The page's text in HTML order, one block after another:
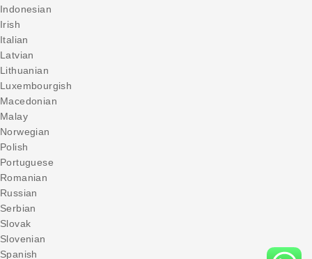
Indonesian
Irish
Italian
Latvian
Lithuanian
Luxembourgish
Macedonian
Malay
Norwegian
Polish
Portuguese
Romanian
Russian
Serbian
Slovak
Slovenian
Spanish